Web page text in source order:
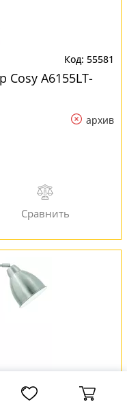
55581
Cosy A6155LT-
архив